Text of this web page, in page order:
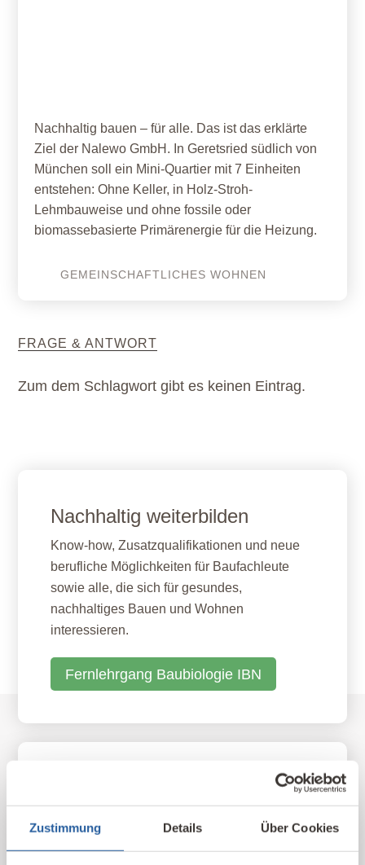
Zustimmung Details Über Cookies
Nachhaltig bauen – für alle. Das ist das erklärte
Ziel der Nalewo GmbH. In Geretsried südlich von
München soll ein Mini-Quartier mit 7 Einheiten
entstehen: Ohne Keller, in Holz-Stroh-
Lehmbauweise und ohne fossile oder
biomassebasierte Primärenergie für die Heizung.
GEMEINSCHAFTLICHES WOHNEN
FRAGE & ANTWORT
Zum dem Schlagwort gibt es keinen Eintrag.
Nachhaltig weiterbilden
Know-how, Zusatzqualifikationen und neue
berufliche Möglichkeiten für Baufachleute
sowie alle, die sich für gesundes,
nachhaltiges Bauen und Wohnen
interessieren.
Fernlehrgang Baubiologie IBN
Unser Kompetenz-Netzwerk
Baubiologischen Beratungsstellen und